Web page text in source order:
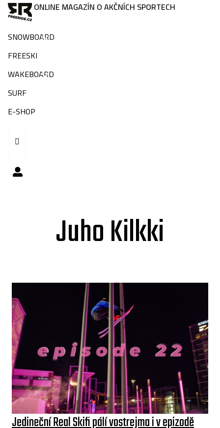
ONLINE MAGAZÍN O AKČNÍCH SPORTECH
SNOWBOARD
FREESKI
WAKEBOARD
SURF
E-SHOP
Juho Kilkki
Jedineční Real Skifi pálí vostrejma i v epizodě